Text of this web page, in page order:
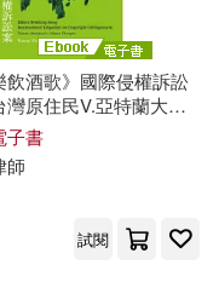
飲酒歌》國際侵權訴訟
灣原住民V.亞特蘭大奧
書)
子書
師
試閱